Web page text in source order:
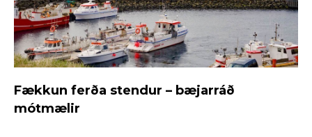
Fækkun ferða stendur – bæjarráð
mótmælir